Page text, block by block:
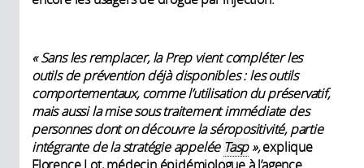
« Sans les remplacer, la Prep vient compléter les
outils de prévention déjà disponibles : les outils
comportementaux, comme l’utilisation du préservatif,
mais aussi la mise sous traitement immédiate des
personnes dont on découvre la séropositivité, partie
intégrante de la stratégie appelée Tasp »,explique